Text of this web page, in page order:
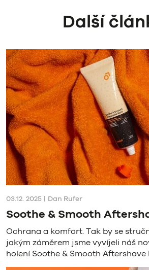
Další
03.12. 2025 | Dan Rufer
Soothe & Smooth
Ochrana a komfort. Tak by se
jakým záměrem jsme vyvíjeli náš
holení Soothe & Smooth Aftershave